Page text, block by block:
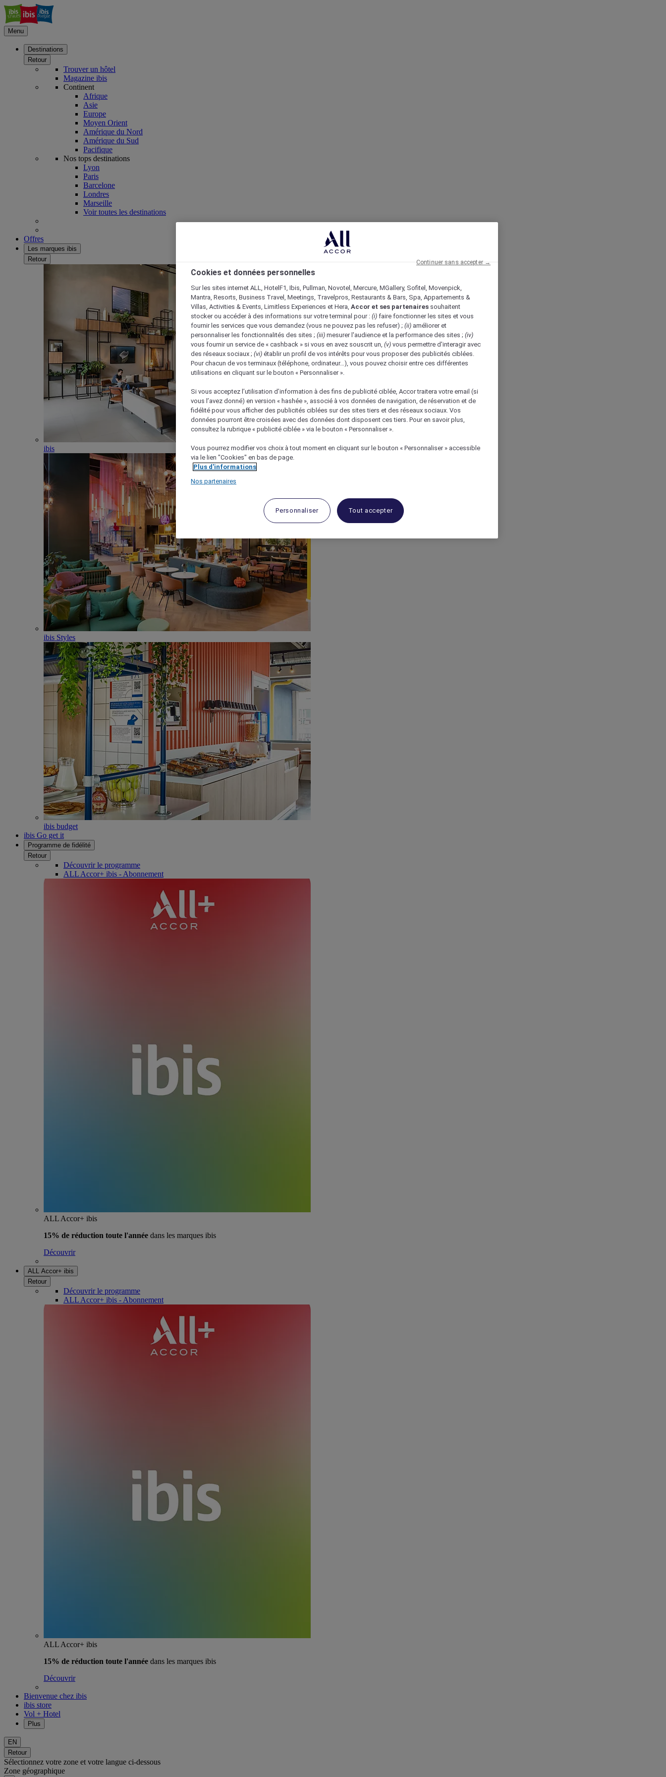
Menu
Destinations
Retour
Trouver un hôtel
Magazine ibis
Continent
Afrique
Asie
Europe
Moyen Orient
Amérique du Nord
Amérique du Sud
Pacifique
Nos tops destinations
Lyon
Paris
Barcelone
Londres
Marseille
Voir toutes les destinations
Offres
Les marques ibis
Retour
ibis
ibis Styles
ibis budget
ibis Go get it
Programme de fidélité
Retour
Découvrir le programme
ALL Accor+ ibis - Abonnement
ALL Accor+ ibis
15% de réduction toute l'année dans les marques ibis
Découvrir
ALL Accor+ ibis
Retour
Découvrir le programme
ALL Accor+ ibis - Abonnement
ALL Accor+ ibis
15% de réduction toute l'année dans les marques ibis
Découvrir
Bienvenue chez ibis
ibis store
Vol + Hotel
Plus
EN
Retour
Sélectionnez votre zone et votre langue ci-dessous
Zone géographique
Cookies et données personnelles
Sur les sites internet ALL, HotelF1, Ibis, Pullman, Novotel, Mercure, MGallery, Sofitel, Movenpick,
Mantra, Resorts, Business Travel, Meetings, Travelpros, Restaurants & Bars, Spa, Appartements &
Villas, Activities & Events, Limitless Experiences et Hera, Accor et ses partenaires souhaitent
stocker ou accéder à des informations sur votre terminal pour : (i) faire fonctionner les sites et vous
fournir les services que vous demandez (vous ne pouvez pas les refuser) ; (ii) améliorer et
personnaliser les fonctionnalités des sites ; (iii) mesurer l'audience et la performance des sites ; (iv)
vous fournir un service de « cashback » si vous en avez souscrit un, (v) vous permettre d'interagir avec
des réseaux sociaux ; (vi) établir un profil de vos intérêts pour vous proposer des publicités ciblées.
Pour chacun de vos terminaux (téléphone, ordinateur…), vous pouvez choisir entre ces différentes
utilisations en cliquant sur le bouton « Personnaliser ».
Si vous acceptez l’utilisation d’information à des fins de publicité ciblée, Accor traitera votre email (si
vous l’avez donné) en version « hashée », associé à vos données de navigation, de réservation et de
fidélité pour vous afficher des publicités ciblées sur des sites tiers et des réseaux sociaux. Vos
données pourront être croisées avec des données dont disposent ces tiers. Pour en savoir plus,
consultez la rubrique « publicité ciblée » via le bouton « Personnaliser ».
Vous pourrez modifier vos choix à tout moment en cliquant sur le bouton « Personnaliser » accessible
via le lien "Cookies" en bas de page.
Plus d'informations
Nos partenaires
Personnaliser Tout accepter
Continuer sans accepter →